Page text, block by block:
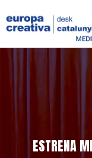
ESTRENA